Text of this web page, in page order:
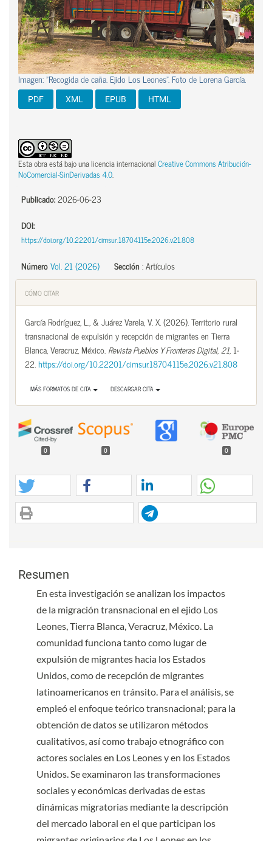
Imagen: "Recogida de caña. Ejido Los Leones". Foto de Lorena García.
PDF XML EPUB HTML
Esta obra está bajo una licencia internacionalCreative Commons Atribución-
NoComercial-SinDerivadas 4.0.
Publicado:2026-06-23
DOI:
https://doi.org/10.22201/cimsur.18704115e.2026.v21.808
NúmeroVol. 21 (2026) Sección :Artículos
CÓMO CITAR
García Rodríguez, L., & Juárez Varela, V. X. (2026). Territorio rural
transnacional de expulsión y recepción de migrantes en Tierra
Blanca, Veracruz, México. Revista Pueblos Y Fronteras Digital,21, 1-
22.https://doi.org/10.22201/cimsur.18704115e.2026.v21.808
MÁS FORMATOS DE CITA DESCARGAR CITA
0 0 0
Resumen
En esta investigación se analizan los impactos
de la migración transnacional en el ejido Los
Leones, Tierra Blanca, Veracruz, México. La
comunidad funciona tanto como lugar de
expulsión de migrantes hacia los Estados
Unidos, como de recepción de migrantes
latinoamericanos en tránsito. Para el análisis, se
empleó el enfoque teórico transnacional; para la
obtención de datos se utilizaron métodos
cualitativos, así como trabajo etnográfico con
actores sociales en Los Leones y en los Estados
Unidos. Se examinaron las transformaciones
sociales y económicas derivadas de estas
dinámicas migratorias mediante la descripción
del mercado laboral en el que participan los